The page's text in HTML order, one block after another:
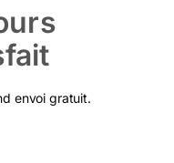
envoi gratuit.